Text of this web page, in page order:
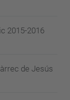
2015-2016
de Jesús